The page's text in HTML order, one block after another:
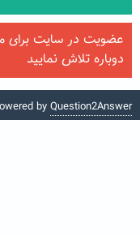
عضویت در سایت برای
دوباره تلاش نمایید
byQuestion2Answer